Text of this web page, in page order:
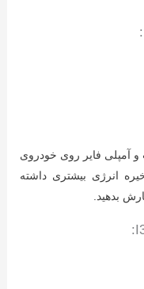
آمپلی فایر روی خودروی
انرژی بیشتری داشته
بدهید.